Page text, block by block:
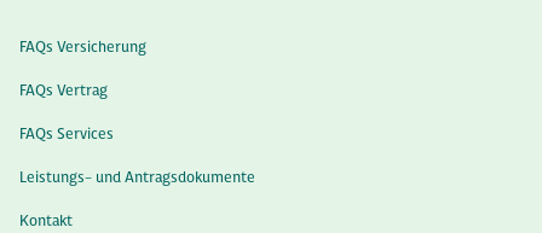
FAQs Versicherung
FAQs Vertrag
FAQs Services
Leistungs- und Antragsdokumente
Kontakt